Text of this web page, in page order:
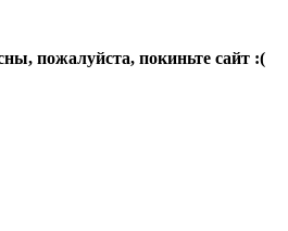
пожалуйста, покиньте сайт :(